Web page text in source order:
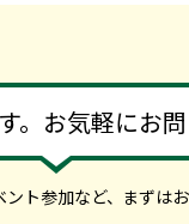
。お気軽にお
ト参加など、 まずは